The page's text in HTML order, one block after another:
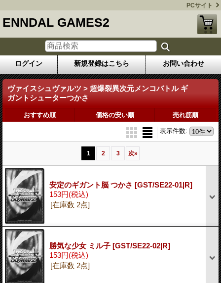
PCサイト
ENNDAL GAMES2
ログイン 新規登録はこちら お問い合わせ
ヴァイスシュヴァルツ > 超爆裂異次元メンコバトル ギ
ガントシューターつかさ
おすすめ順 価格の安い順 売れ筋順
表示件数:
1 2 3 次»
安定のギガント脳 つかさ [GST/SE22-01|R]
153円(税込)
[在庫数 2点]
勝気な少女 ミル子 [GST/SE22-02|R]
153円(税込)
[在庫数 2点]